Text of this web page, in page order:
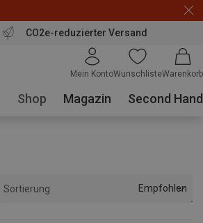
CO2e-reduzierter Versand
Mein KontoWunschlisteWarenkorb
Shop Magazin Second Hand
Sortierung Empfohlen